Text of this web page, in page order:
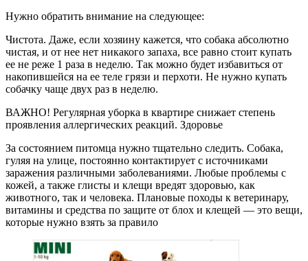
Нужно обратить внимание на следующее:
Чистота. Даже, если хозяину кажется, что собака абсолютно
чистая, и от нее нет никакого запаха, все равно стоит купать
ее не реже 1 раза в неделю. Так можно будет избавиться от
накопившейся на ее теле грязи и перхоти. Не нужно купать
собачку чаще двух раз в неделю.
ВАЖНО! Регулярная уборка в квартире снижает степень
проявления аллергических реакций. Здоровье
За состоянием питомца нужно тщательно следить. Собака,
гуляя на улице, постоянно контактирует с источниками
заражения различными заболеваниями. Любые проблемы с
кожей, а также глисты и клещи вредят здоровью, как
животного, так и человека. Плановые походы к ветеринару,
витамины и средства по защите от блох и клещей — это вещи,
которые нужно взять за правило